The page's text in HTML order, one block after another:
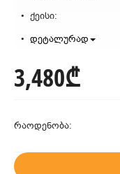
ქეისი:
დეტალურად
3,480₾
რაოდენობა: